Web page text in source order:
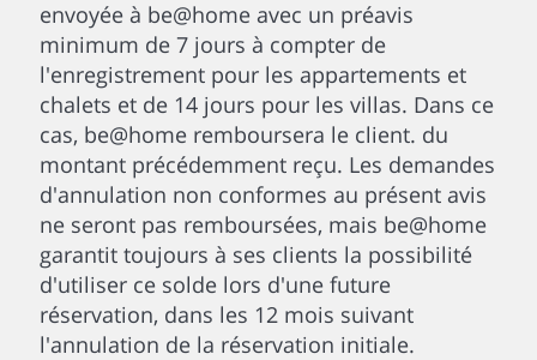
envoyée à be@home avec un préavis
minimum de 7 jours à compter de
l'enregistrement pour les appartements et
chalets et de 14 jours pour les villas. Dans ce
cas, be@home remboursera le client. du
montant précédemment reçu. Les demandes
d'annulation non conformes au présent avis
ne seront pas remboursées, mais be@home
garantit toujours à ses clients la possibilité
d'utiliser ce solde lors d'une future
réservation, dans les 12 mois suivant
l'annulation de la réservation initiale.